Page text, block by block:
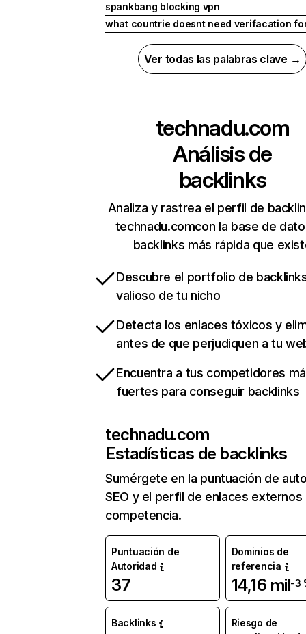
spankbang blocking vpn
what countrie doesnt need verifacation
Ver todas las palabras clave →
technadu.com
Análisis de
backlinks
Analiza y rastrea el perfil de
technadu.comcon la base de
backlinks más rápida que
Descubre el portfolio de
valioso de tu nicho
Detecta los enlaces tóxicos y
antes de que perjudiquen a tu
Encuentra a tus competidores
fuertes para conseguir backlinks
technadu.com
Estadísticas de backlinks
Sumérgete en la puntuación de
SEO y el perfil de enlaces externos
competencia.
Puntuación de
Autoridad
37
Dominios de
referencia
14,16 mil-3
Backlinks
Riesgo de